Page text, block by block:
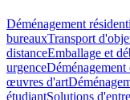
Déménagement
bureauxTransport
distanceEmballage et
urgenceDéménagement
œuvres d'art
étudiantSolutions